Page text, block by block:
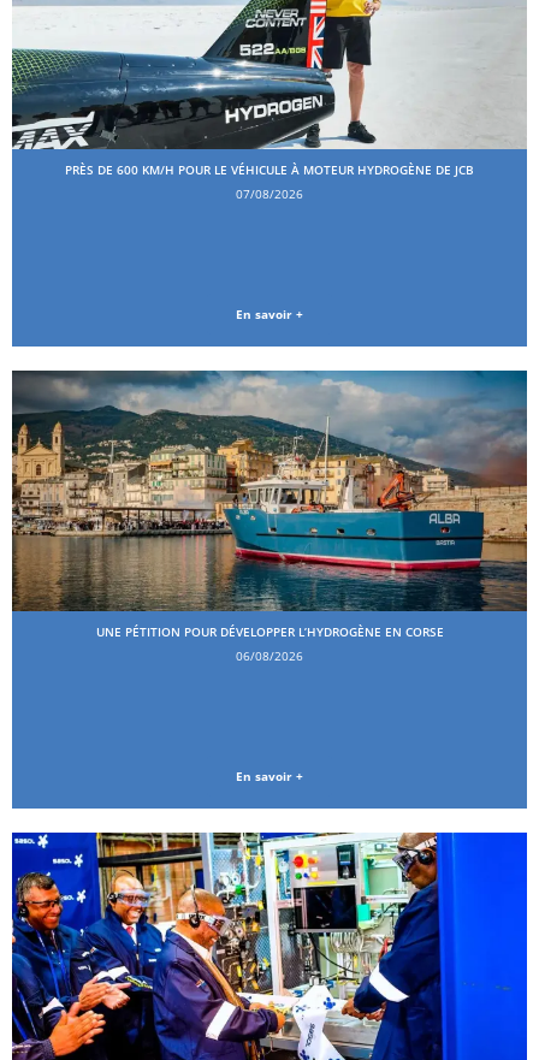
PRÈS DE 600 KM/H POUR LE VÉHICULE À MOTEUR HYDROGÈNE DE JCB
07/08/2026
En savoir +
UNE PÉTITION POUR DÉVELOPPER L’HYDROGÈNE EN CORSE
06/08/2026
En savoir +